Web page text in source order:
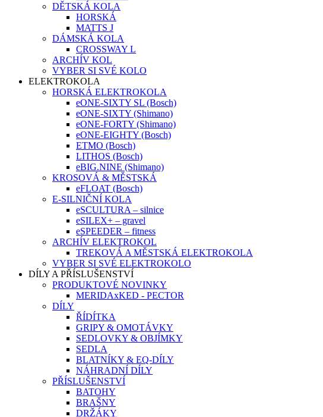
DĚTSKÁ KOLA
HORSKÁ
MATTS J
DÁMSKÁ KOLA
CROSSWAY L
ARCHÍV KOL
VYBER SI SVÉ KOLO
ELEKTROKOLA
HORSKÁ ELEKTROKOLA
eONE-SIXTY SL (Bosch)
eONE-SIXTY (Shimano)
eONE-FORTY (Shimano)
eONE-EIGHTY (Bosch)
ETMO (Bosch)
LITHOS (Bosch)
eBIG.NINE (Shimano)
KROSOVÁ & MĚSTSKÁ
eFLOAT (Bosch)
E-SILNIČNÍ KOLA
eSCULTURA – silnice
eSILEX+ – gravel
eSPEEDER – fitness
ARCHÍV ELEKTROKOL
TREKOVÁ A MĚSTSKÁ ELEKTROKOLA
VYBER SI SVÉ ELEKTROKOLO
DÍLY A PŘÍSLUŠENSTVÍ
PRODUKTOVÉ NOVINKY
MERIDAxKED - PECTOR
DÍLY
ŘÍDÍTKA
GRIPY & OMOTÁVKY
SEDLOVKY & OBJÍMKY
SEDLA
BLATNÍKY & EQ-DÍLY
NÁHRADNÍ DÍLY
PŘÍSLUŠENSTVÍ
BATOHY
BRAŠNY
DRŽÁKY